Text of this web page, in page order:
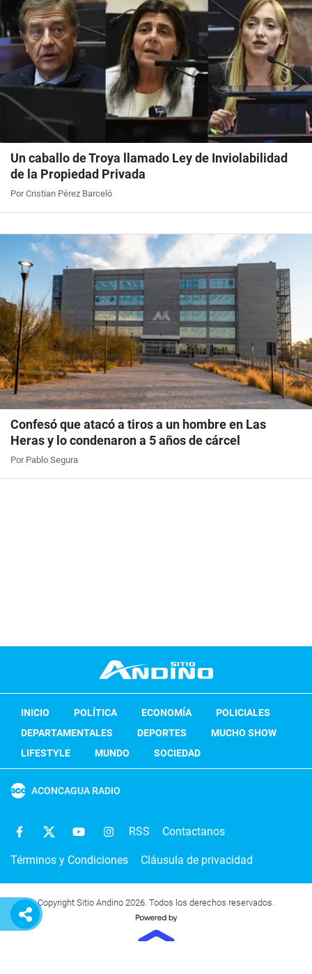
Un caballo de Troya llamado Ley de Inviolabilidad
de la Propiedad Privada
Por Cristian Pérez Barceló
Confesó que atacó a tiros a un hombre en Las
Heras y lo condenaron a 5 años de cárcel
Por Pablo Segura
INICIO POLÍTICA ECONOMÍA
POLICIALES
DEPARTAMENTALES
DEPORTES
MUCHO SHOW
LIFESTYLE
MUNDO SOCIEDAD
ACONCAGUA RADIO
RSS Contactanos
Términos y Condiciones Cláusula de privacidad
Copyright Sitio Andino 2026. Todos los derechos reservados.